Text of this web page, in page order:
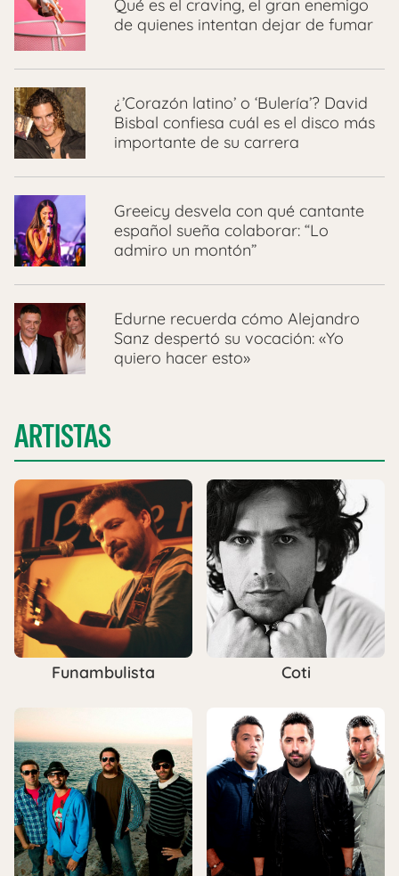
Qué es el craving, el gran enemigo
de quienes intentan dejar de fumar
¿’Corazón latino’ o ‘Bulería’? David
Bisbal confiesa cuál es el disco más
importante de su carrera
Greeicy desvela con qué cantante
español sueña colaborar: “Lo
admiro un montón”
Edurne recuerda cómo Alejandro
Sanz despertó su vocación: «Yo
quiero hacer esto»
ARTISTAS
Funambulista Coti